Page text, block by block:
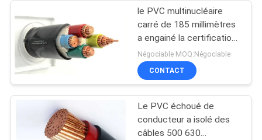
Câble engainé par
caoutchouc
le PVC multinucléaire
carré de 185 millimètres
a engainé la certification
du CEI KEMA de cable
électrique
Négociable MOQ:Négociable
CONTACT
Le PVC échoué de
conducteur a isolé des
câbles 500 630